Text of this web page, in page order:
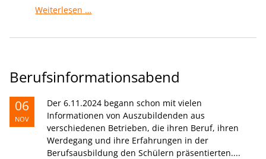
Weiterlesen …
Berufsinformationsabend
06
NOV
Der 6.11.2024 begann schon mit vielen
Informationen von Auszubildenden aus
verschiedenen Betrieben, die ihren Beruf, ihren
Werdegang und ihre Erfahrungen in der
Berufsausbildung den Schülern präsentierten....